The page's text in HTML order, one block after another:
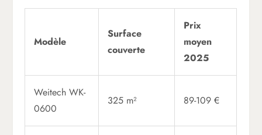
Modèle
Surface
couverte
Prix
moyen
2025
Weitech WK-
0600
325 m² 89-109 €